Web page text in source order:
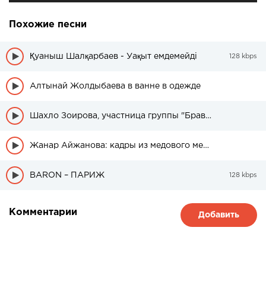
Похожие песни
Қуаныш Шалқарбаев - Уақыт емдемейді 128 kbps
Алтынай Жолдыбаева в ванне в одежде
Шахло Зоирова, участница группы "Браво" была в свадебном платье
Жанар Айжанова: кадры из медового месяца дочери
BARON – ПАРИЖ 128 kbps
Комментарии Добавить